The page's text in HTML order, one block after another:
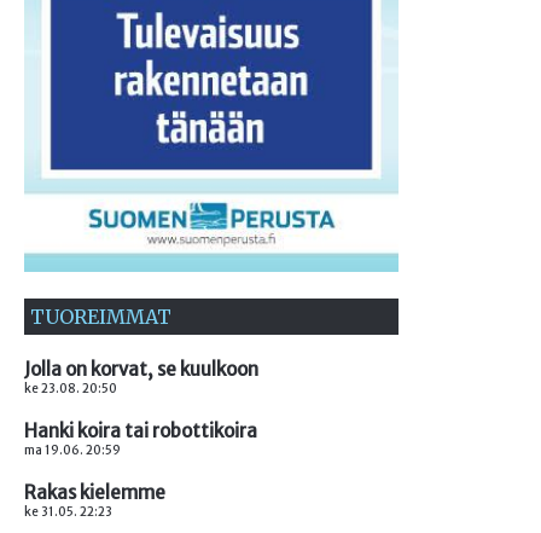
TUOREIMMAT
Jolla on korvat, se kuulkoon
ke 23.08. 20:50
Hanki koira tai robottikoira
ma 19.06. 20:59
Rakas kielemme
ke 31.05. 22:23